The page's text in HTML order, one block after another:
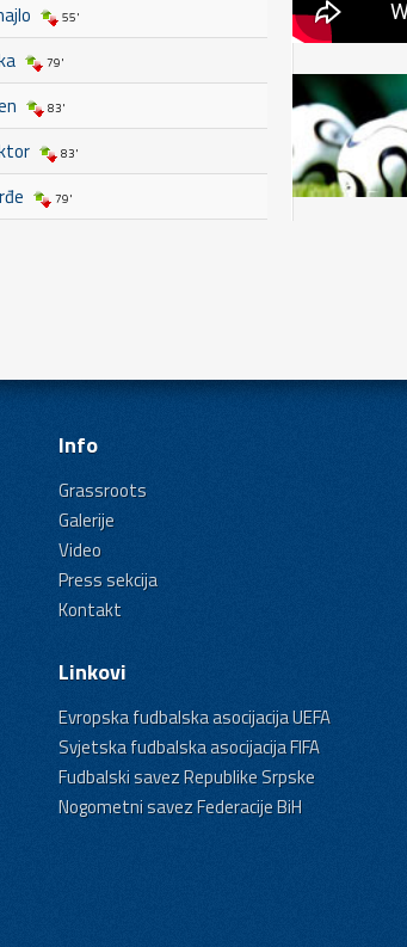
55'
79'
83'
83'
79'
Info
Grassroots
Galerije
Video
Press sekcija
Kontakt
Linkovi
Evropska fudbalska asocijacija UEFA
Svjetska fudbalska asocijacija FIFA
Fudbalski savez Republike Srpske
Nogometni savez Federacije BiH